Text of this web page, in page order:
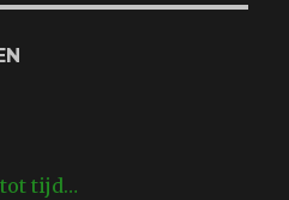
tijd…